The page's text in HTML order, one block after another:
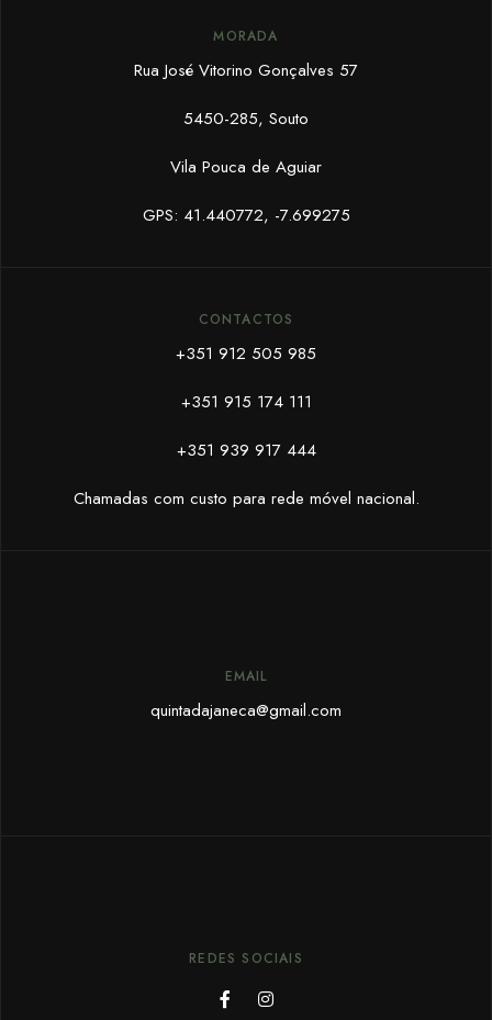
MORADA
Rua José Vitorino Gonçalves 57
5450-285, Souto
Vila Pouca de Aguiar
GPS: 41.440772, -7.699275
CONTACTOS
+351 912 505 985
+351 915 174 111
+351 939 917 444
Chamadas com custo para rede móvel nacional.
EMAIL
quintadajaneca@gmail.com
REDES SOCIAIS